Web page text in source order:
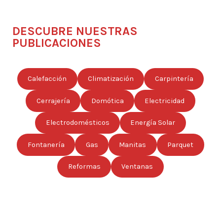
DESCUBRE NUESTRAS
PUBLICACIONES
Calefacción Climatización Carpintería
Cerrajería Domótica Electricidad
Electrodomésticos Energía Solar
Fontanería Gas Manitas Parquet
Reformas Ventanas